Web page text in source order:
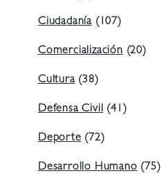
Ciudadanía (107)
Comercialización (20)
Cultura(38)
Defensa Civil (41)
Deporte (72)
Desarrollo Humano (75)